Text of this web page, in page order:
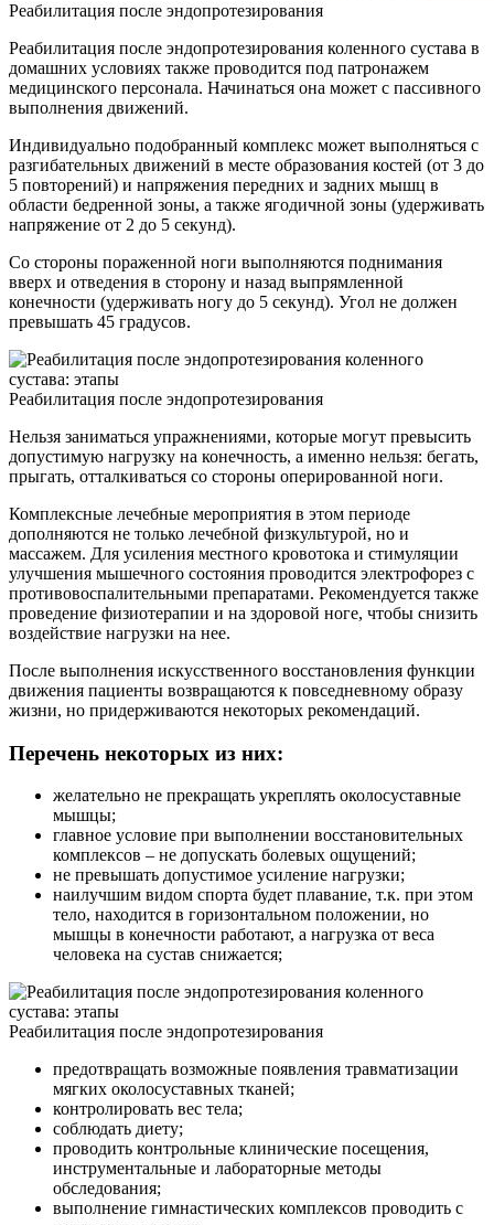
Реабилитация после эндопротезирования
Реабилитация после эндопротезирования коленного сустава в
домашних условиях также проводится под патронажем
медицинского персонала. Начинаться она может с пассивного
выполнения движений.
Индивидуально подобранный комплекс может выполняться с
разгибательных движений в месте образования костей (от 3 до
5 повторений) и напряжения передних и задних мышц в
области бедренной зоны, а также ягодичной зоны (удерживать
напряжение от 2 до 5 секунд).
Со стороны пораженной ноги выполняются поднимания
вверх и отведения в сторону и назад выпрямленной
конечности (удерживать ногу до 5 секунд). Угол не должен
превышать 45 градусов.
Реабилитация после эндопротезирования
Нельзя заниматься упражнениями, которые могут превысить
допустимую нагрузку на конечность, а именно нельзя: бегать,
прыгать, отталкиваться со стороны оперированной ноги.
Комплексные лечебные мероприятия в этом периоде
дополняются не только лечебной физкультурой, но и
массажем. Для усиления местного кровотока и стимуляции
улучшения мышечного состояния проводится электрофорез с
противовоспалительными препаратами. Рекомендуется также
проведение физиотерапии и на здоровой ноге, чтобы снизить
воздействие нагрузки на нее.
После выполнения искусственного восстановления функции
движения пациенты возвращаются к повседневному образу
жизни, но придерживаются некоторых рекомендаций.
Перечень некоторых из них:
желательно не прекращать укреплять околосуставные
мышцы;
главное условие при выполнении восстановительных
комплексов – не допускать болевых ощущений;
не превышать допустимое усиление нагрузки;
наилучшим видом спорта будет плавание, т.к. при этом
тело, находится в горизонтальном положении, но
мышцы в конечности работают, а нагрузка от веса
человека на сустав снижается;
Реабилитация после эндопротезирования
предотвращать возможные появления травматизации
мягких околосуставных тканей;
контролировать вес тела;
соблюдать диету;
проводить контрольные клинические посещения,
инструментальные и лабораторные методы
обследования;
выполнение гимнастических комплексов проводить с